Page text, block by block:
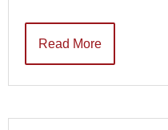
Read More